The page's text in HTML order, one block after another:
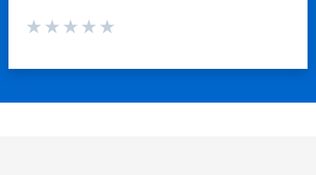
Valuta da 1 a 5 stelle la pagina